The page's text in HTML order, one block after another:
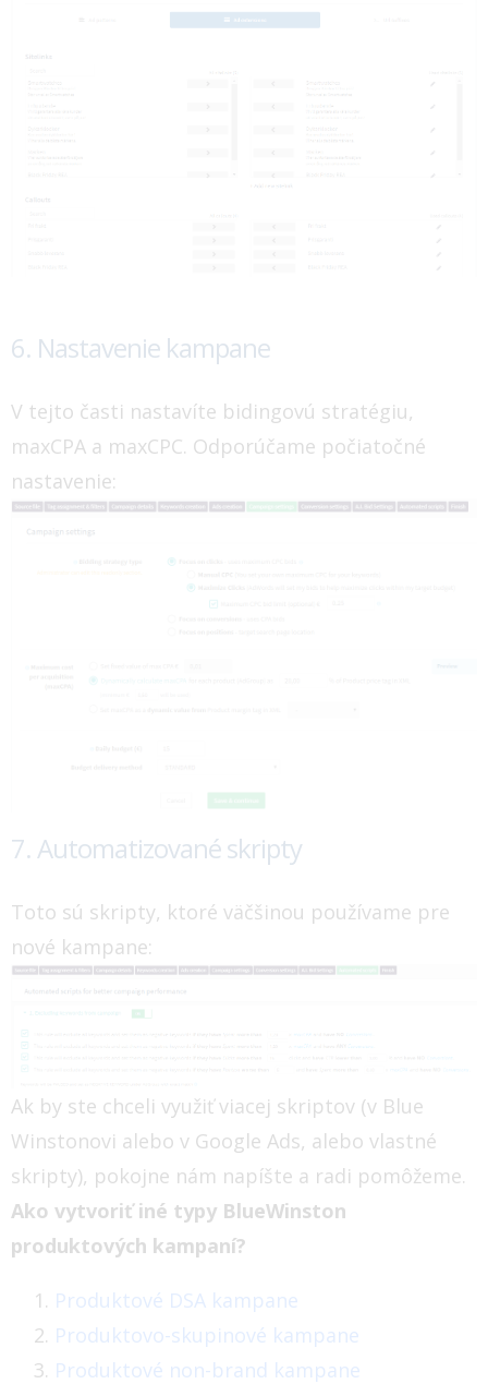
6. Nastavenie kampane
V tejto časti nastavíte bidingovú stratégiu,
maxCPA a maxCPC. Odporúčame počiatočné
nastavenie:
7. Automatizované skripty
Toto sú skripty, ktoré väčšinou používame pre
nové kampane:
Ak by ste chceli využiť viacej skriptov (v Blue
Winstonovi alebo v Google Ads, alebo vlastné
skripty), pokojne nám napíšte a radi pomôžeme.
Ako vytvoriť iné typy BlueWinston
produktových kampaní?
Produktové DSA kampane
Produktovo-skupinové kampane
Produktové non-brand kampane